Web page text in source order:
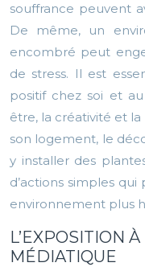
souffrance peuvent
De même, un
encombré peut
de stress. Il est
positif chez soi et
être, la créativité et
son logement, le
y installer des
d’actions simples
environnement plus
L’EXPOSITION
MÉDIATIQUE